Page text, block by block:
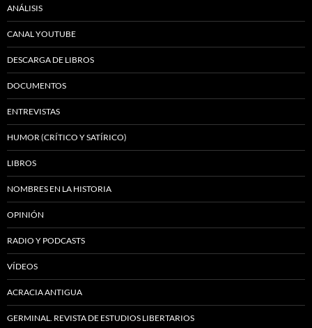
ANÁLISIS
CANAL YOUTUBE
DESCARGA DE LIBROS
DOCUMENTOS
ENTREVISTAS
HUMOR (CRÍTICO Y SATÍRICO)
LIBROS
NOMBRES EN LA HISTORIA
OPINIÓN
RADIO Y PODCASTS
VÍDEOS
ACRACIA ANTIGUA
GERMINAL. REVISTA DE ESTUDIOS LIBERTARIOS